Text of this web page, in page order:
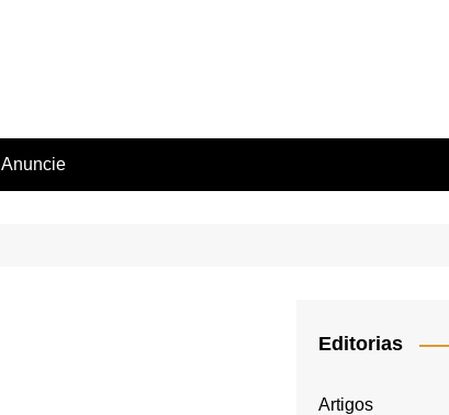
Anuncie
Editorias
Artigos